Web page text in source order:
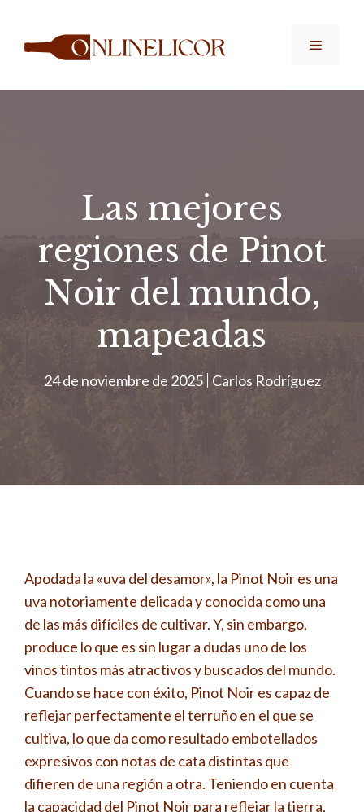
contenido
Menú
Las mejores
regiones de Pinot
Noir del mundo,
mapeadas
24 de noviembre de 2025 Carlos Rodríguez
Apodada la «uva del desamor», la Pinot Noir es una
uva notoriamente delicada y conocida como una
de las más difíciles de cultivar. Y, sin embargo,
produce lo que es sin lugar a dudas uno de los
vinos tintos más atractivos y buscados del mundo.
Cuando se hace con éxito, Pinot Noir es capaz de
reflejar perfectamente el terruño en el que se
cultiva, lo que da como resultado embotellados
expresivos con notas de cata distintas que
difieren de una región a otra. Teniendo en cuenta
la capacidad del Pinot Noir para reflejar la tierra,